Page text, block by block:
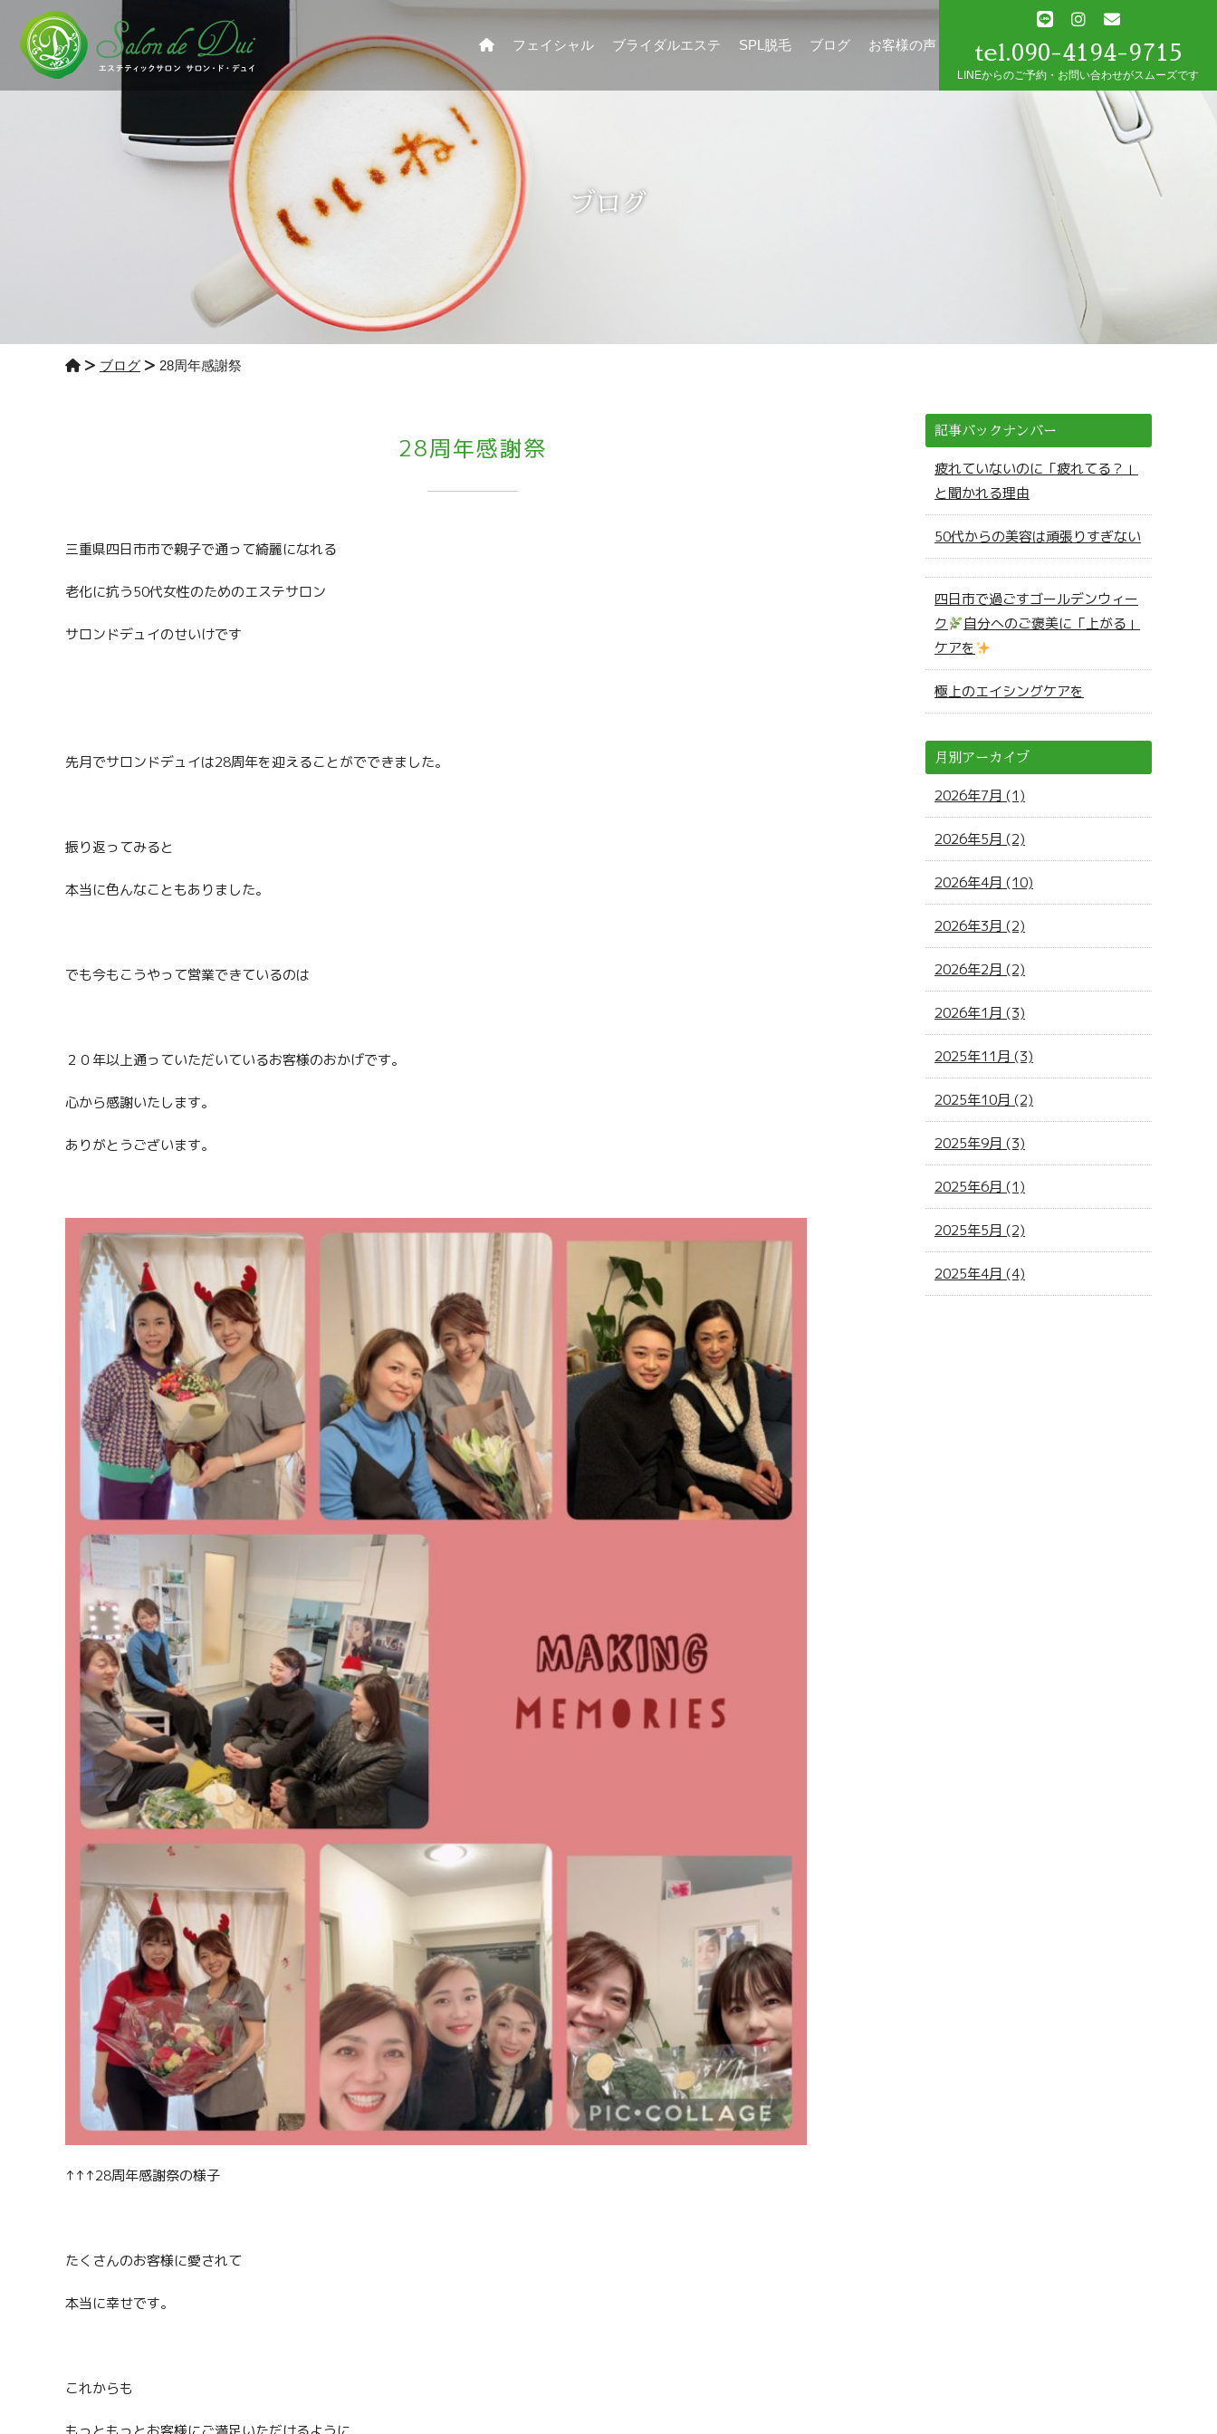
フェイシャル ブライダルエステ SPL脱毛 ブログ お客様の声 tel.090-4194-9715
LINEからのご予約・お問い合わせがスムーズです
ブログ
ブログ 28周年感謝祭
28周年感謝祭
三重県四日市市で親子で通って綺麗になれる
老化に抗う50代女性のためのエステサロン
サロンドデュイのせいけです
先月でサロンドデュイは28周年を迎えることがでできました。
振り返ってみると
本当に色んなこともありました。
でも今もこうやって営業できているのは
２０年以上通っていただいているお客様のおかげです。
心から感謝いたします。
ありがとうございます。
↑↑↑28周年感謝祭の様子
たくさんのお客様に愛されて
本当に幸せです。
これからも
記事バックナンバー
疲れていないのに「疲れてる？」
と聞かれる理由
50代からの美容は頑張りすぎない
四日市で過ごすゴールデンウィー
ク
自分へのご褒美に「上がる」
ケアを
極上のエイシングケアを
月別アーカイブ
2026年7月 (1)
2026年5月 (2)
2026年4月 (10)
2026年3月 (2)
2026年2月 (2)
2026年1月 (3)
2025年11月 (3)
2025年10月 (2)
2025年9月 (3)
2025年6月 (1)
2025年5月 (2)
2025年4月 (4)